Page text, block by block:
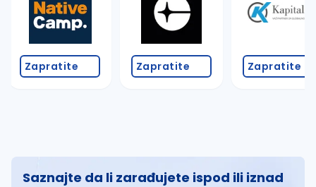
Zapratite Zapratite Zapratite
Saznajte da li zarađujete ispod ili iznad